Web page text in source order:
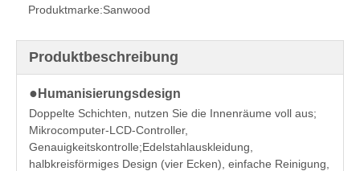
Produktmarke:Sanwood
Produktbeschreibung
● Humanisierungsdesign
Doppelte Schichten, nutzen Sie die Innenräume voll aus;
Mikrocomputer-LCD-Controller,
Genauigkeitskontrolle;Edelstahlauskleidung,
halbkreisförmiges Design (vier Ecken), einfache Reinigung,